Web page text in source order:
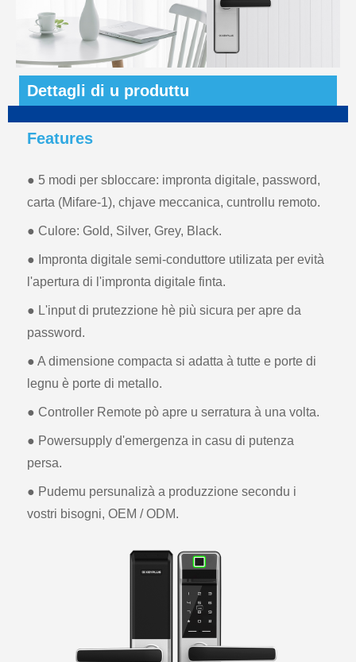
Dettagli di u produttu
Features
● 5 modi per sbloccare: impronta digitale, password,
carta (Mifare-1), chjave meccanica, cuntrollu remoto.
● Culore: Gold, Silver, Grey, Black.
● Impronta digitale semi-conduttore utilizata per evità
l'apertura di l'impronta digitale finta.
● L'input di prutezzione hè più sicura per apre da
password.
● A dimensione compacta si adatta à tutte e porte di
legnu è porte di metallo.
● Controller Remote pò apre u serratura à una volta.
● Powersupply d'emergenza in casu di putenza
persa.
● Pudemu persunalizà a produzzione secondu i
vostri bisogni, OEM / ODM.